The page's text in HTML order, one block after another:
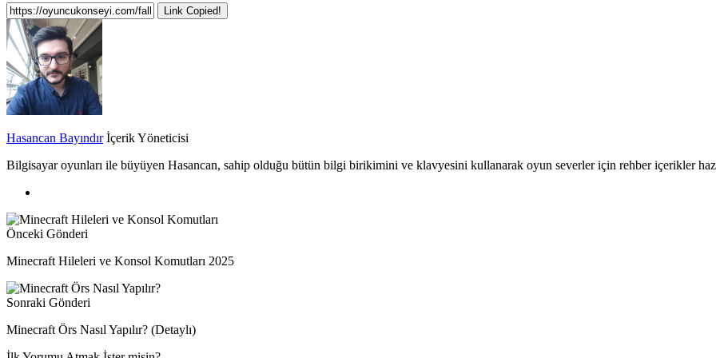
Link Copied!
Hasancan Bayındır İçerik Yöneticisi
Bilgisayar oyunları ile büyüyen Hasancan, sahip olduğu bütün bilgi birikimini ve klavyesini kullanarak oyun severler için rehber içerikler
Önceki Gönderi
Minecraft Hileleri ve Konsol Komutları 2025
Sonraki Gönderi
Minecraft Örs Nasıl Yapılır? (Detaylı)